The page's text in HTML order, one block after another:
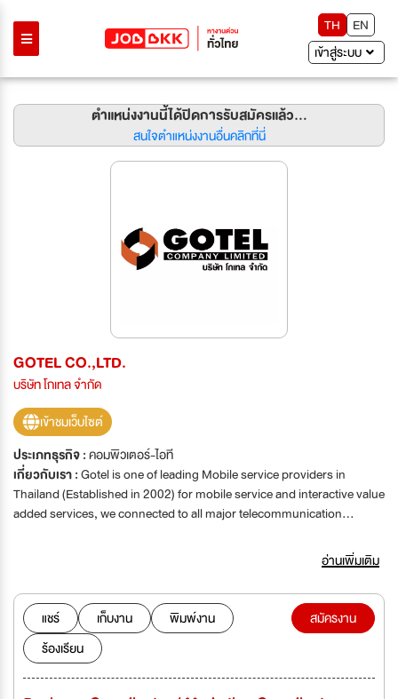
TH
EN
เข้าสู่ระบบ
ตำแหน่งงานนี้ได้ปิดการรับสมัครแล้ว...
สนใจตำแหน่งงานอื่นคลิกที่นี่
GOTEL CO.,LTD.
บริษัท โกเทล จำกัด
เข้าชมเว็บไซต์
ประเภทธุรกิจ :คอมพิวเตอร์-ไอที
เกี่ยวกับเรา :Gotel is one of leading Mobile service providers in
Thailand (Established in 2002) for mobile service and interactive value
added services, we connected to all major telecommunication
created an advertising platform based in CPA model, to provide high
the GomoAds (Global mobile advertising platform). We developed the
existing advertising platform to be more commercial for both of
Publishers and Advertisers by using high technology, high
performance with global ad network and media buying team. We are
bases in CPA, CPL, CPI, CPS and CPC. Please visit our website at
อ่านเพิ่มเติม
แชร์ เก็บงาน
พิมพ์งาน
ร้องเรียน
สมัครงาน